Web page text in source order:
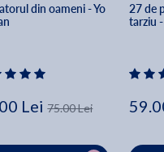
din oameni - Yo
Lei 75.00 Lei
27 de
tarziu